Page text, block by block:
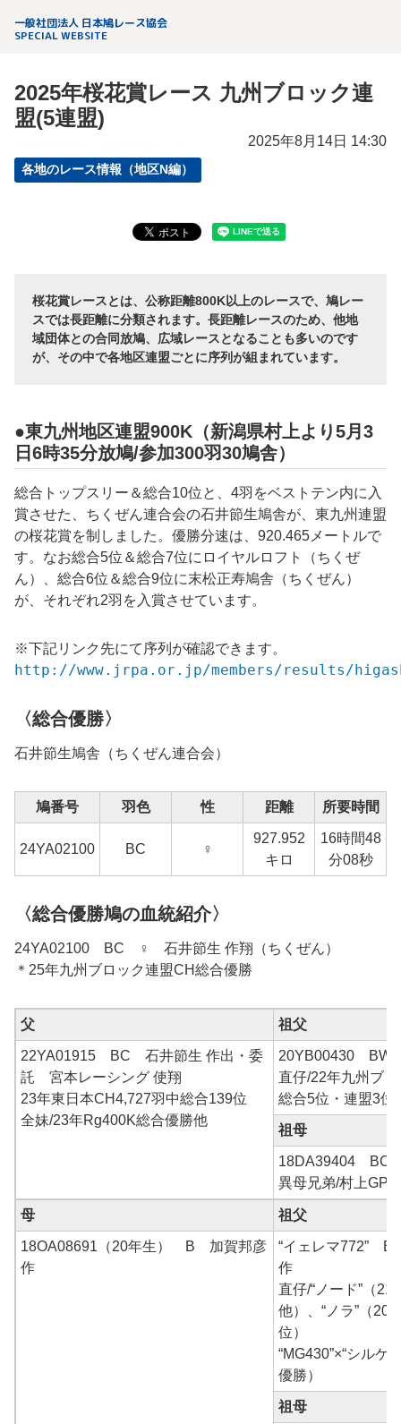
一般社団法人 日本鳩レース協会
SPECIAL WEBSITE
2025年桜花賞レース 九州ブロック連
盟(5連盟)
2025年8月14日 14:30
各地のレース情報（地区N編）
桜花賞レースとは、公称距離800K以上のレースで、鳩レー
スでは長距離に分類されます。長距離レースのため、他地
域団体との合同放鳩、広域レースとなることも多いのです
が、その中で各地区連盟ごとに序列が組まれています。
●東九州地区連盟900K（新潟県村上より5月3
日6時35分放鳩/参加300羽30鳩舎）
総合トップスリー＆総合10位と、4羽をベストテン内に入
賞させた、 ちくぜん連合会の石井節生鳩舎が、東九州連盟
の桜花賞を制しました。優勝分速は、 920.465メートルで
す。 なお総合5位＆総合7位にロイヤルロフト（ちくぜ
ん）、総合6位＆総合9位に末松正寿鳩舎（ちくぜん）
が、それぞれ2羽を入賞させています。
※下記リンク先にて序列が確認できます。
http://www.jrpa.or.jp/members/results/
〈総合優勝〉
石井節生鳩舎（ちくぜん連合会）
鳩番号 羽色 性 距離 所要時間
24YA02100 BC ♀
927.952
キロ
16時間48
分08秒
〈総合優勝鳩の血統紹介〉
24YA02100 BC ♀ 石井節生 作翔（ちくぜん）
＊25年九州ブロック連盟CH総合優勝
父 祖父
22YA01915 BC 石井節生 作出・委
託 宮本レーシング 使翔
23年東日本CH4,727羽中総合139位
全妹/23年Rg400K総合優勝他
20YB00430 BW
直仔/22年九州ブ
総合5位・連盟3位
祖母
18DA39404 BC
異母兄弟/村上GP
母 祖父
18OA08691（20年生） B 加賀邦彦
作
“イェレマ772” B
作
直仔/“ノード”（
他）、“ノラ”（20
位）
“MG430”×“シルケ
優勝）
祖母